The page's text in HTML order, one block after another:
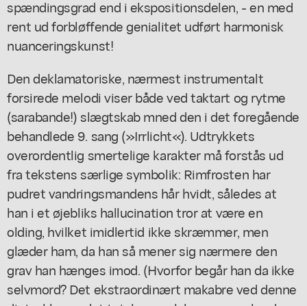
spændingsgrad end i ekspositionsdelen, - en med
rent ud forbløffende genialitet udført harmonisk
nuanceringskunst!
Den deklamatoriske, nærmest instrumentalt
forsirede melodi viser både ved taktart og rytme
(sarabande!) slægtskab mned den i det foregående
behandlede 9. sang (»Irrlicht«). Udtrykkets
overordentlig smertelige karakter må forstås ud
fra tekstens særlige symbolik: Rimfrosten har
pudret vandringsmandens hår hvidt, således at
han i et øjebliks hallucination tror at være en
olding, hvilket imidlertid ikke skræmmer, men
glæder ham, da han så mener sig nærmere den
grav han hænges imod. (Hvorfor begår han da ikke
selvmord? Det ekstraordinært makabre ved denne